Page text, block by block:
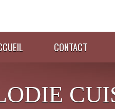
CONTACT